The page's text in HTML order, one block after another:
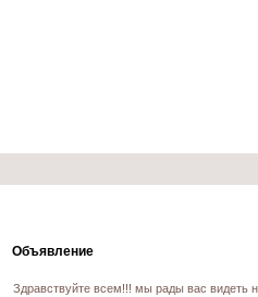
Объявление
Здравствуйте всем!!! мы рады вас